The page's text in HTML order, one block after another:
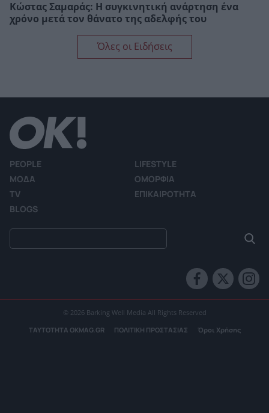
Κώστας Σαμαράς: Η συγκινητική ανάρτηση ένα
χρόνο μετά τον θάνατο της αδελφής του
Όλες οι Ειδήσεις
PEOPLE
LIFESTYLE
ΜΟΔΑ
ΟΜΟΡΦΙΑ
TV
ΕΠΙΚΑΙΡΟΤΗΤΑ
BLOGS
© 2026 Barking Well Media All Rights Reserved
ΤΑΥΤΟΤΗΤΑ OKMAG.GR ΠΟΛΙΤΙΚΗ ΠΡΟΣΤΑΣΙΑΣ Όροι Χρήσης